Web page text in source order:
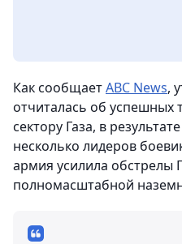
Как сообщаетABC News,
отчиталась об успешных
сектору Газа, в
несколько лидеров
армия усилила обстрелы
полномасштабной